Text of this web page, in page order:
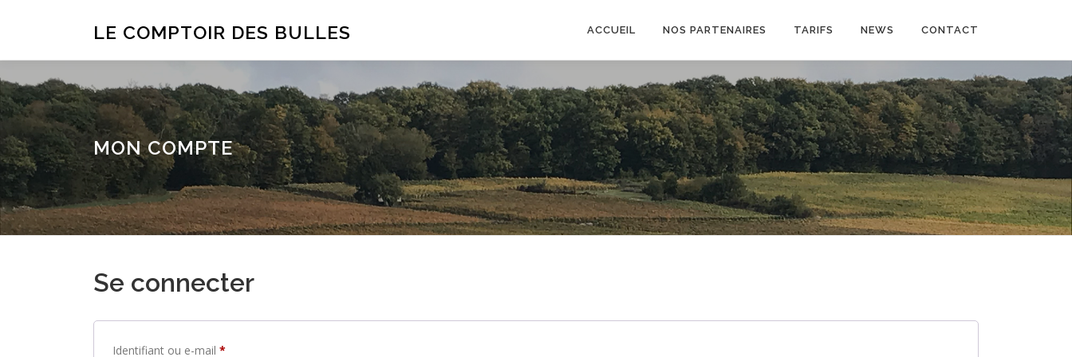
LE COMPTOIR DES BULLES ACCUEIL NOS PARTENAIRES TARIFS NEWS CONTACT
MON COMPTE
Se connecter
Identifiant ou e-mail *